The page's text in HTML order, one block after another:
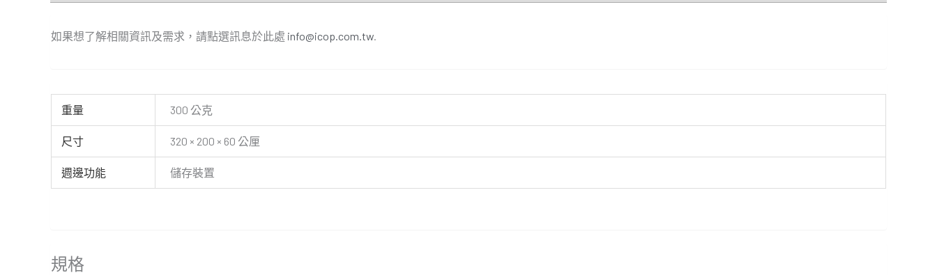
如果想了解相關資訊及需求，請點選訊息於此處 info@icop.com.tw.
重量 300 公克
尺寸 320 × 200 × 60 公厘
週邊功能 儲存裝置
規格